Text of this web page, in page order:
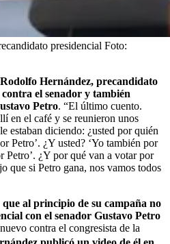
presidencial Foto:
Rodolfo Hernández, precandidato
el senador y también
Petro. “El último cuento.
en el café y se reunieron unos
estaban diciendo: ¿usted por quién
Petro’. ¿Y usted? ‘Yo también por
Petro’. ¿Y por qué van a votar por
que si Petro gana, nos vamos todos
al principio de su campaña no
con el senador Gustavo Petro
contra el congresista de la